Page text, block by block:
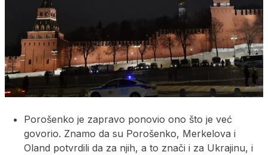
Porošenko je zapravo ponovio ono što je već
govorio. Znamo da su Porošenko, Merkelova i
Oland potvrdili da za njih, a to znači i za Ukrajinu, i